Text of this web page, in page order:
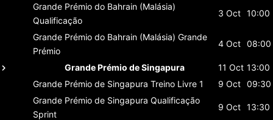
Grande Prémio do Bahrain (Malásia)
Qualificação
3 Oct 10:00
Grande Prémio do Bahrain (Malásia) Grande
Prémio
4 Oct 08:00
Grande Prémio de Singapura 11 Oct 13:00
Grande Prémio de Singapura Treino Livre 1 9 Oct 09:30
Grande Prémio de Singapura Qualificação
Sprint
9 Oct 13:30